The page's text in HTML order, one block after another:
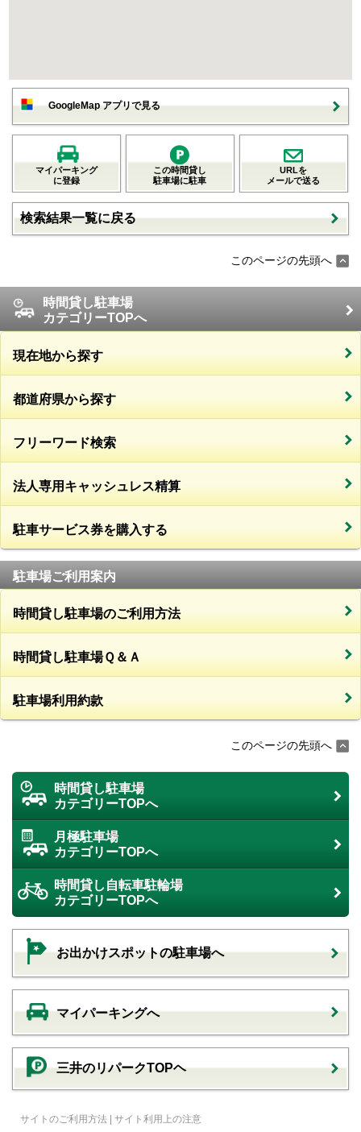
GoogleMap アプリで見る
マイパーキング
に登録
この時間貸し
駐車場に駐車
URLを
メールで送る
検索結果一覧に戻る
このページの先頭へ
時間貸し駐車場
カテゴリーTOPへ
現在地から探す
都道府県から探す
フリーワード検索
法人専用キャッシュレス精算
駐車サービス券を購入する
駐車場ご利用案内
時間貸し駐車場のご利用方法
時間貸し駐車場Ｑ＆Ａ
駐車場利用約款
このページの先頭へ
時間貸し駐車場
カテゴリーTOPへ
月極駐車場
カテゴリーTOPへ
時間貸し自転車駐輪場
カテゴリーTOPへ
お出かけスポットの駐車場へ
マイパーキングへ
三井のリパークTOPヘ
サイトのご利用方法 | サイト利用上の注意